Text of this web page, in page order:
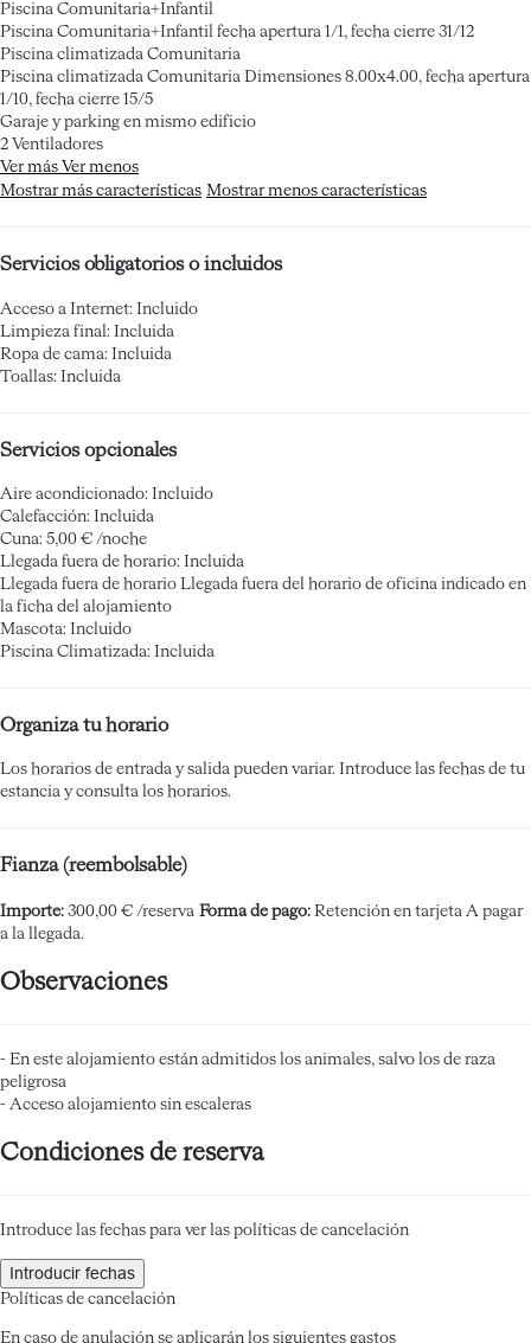
Piscina Comunitaria+Infantil
Piscina Comunitaria+Infantil fecha apertura 1/1, fecha cierre 31/12
Piscina climatizada Comunitaria
Piscina climatizada Comunitaria Dimensiones 8.00x4.00, fecha apertura
1/10, fecha cierre 15/5
Garaje y parking en mismo edificio
2 Ventiladores
Ver más Ver menos
Mostrar más características Mostrar menos características
Servicios obligatorios o incluidos
Acceso a Internet: Incluido
Limpieza final: Incluida
Ropa de cama: Incluida
Toallas: Incluida
Servicios opcionales
Aire acondicionado: Incluido
Calefacción: Incluida
Cuna: 5,00 € /noche
Llegada fuera de horario: Incluida
Llegada fuera de horario Llegada fuera del horario de oficina indicado en
la ficha del alojamiento
Mascota: Incluido
Piscina Climatizada: Incluida
Organiza tu horario
Los horarios de entrada y salida pueden variar. Introduce las fechas de tu
estancia y consulta los horarios.
Fianza (reembolsable)
Importe: 300,00 € /reserva Forma de pago: Retención en tarjeta A pagar
a la llegada.
Observaciones
- En este alojamiento están admitidos los animales, salvo los de raza
peligrosa
- Acceso alojamiento sin escaleras
Condiciones de reserva
Introduce las fechas para ver las políticas de cancelación
Introducir fechas
Políticas de cancelación
En caso de anulación se aplicarán los siguientes gastos